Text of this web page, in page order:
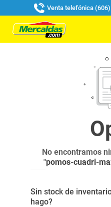
Venta telefónica
No encontramos
"pomos-cuadri-
Sin stock de
hago?